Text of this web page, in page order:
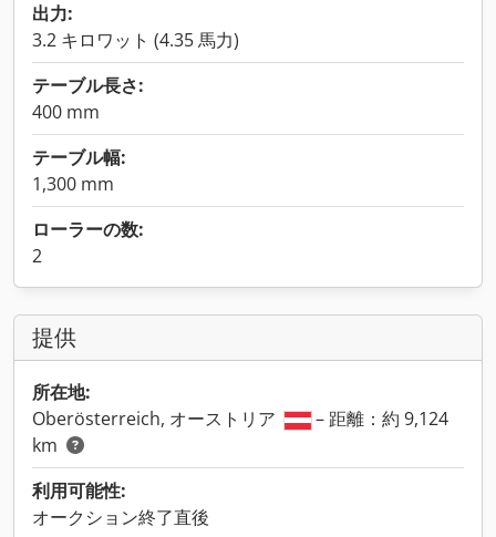
出力:
3.2 キロワット (4.35 馬力)
テーブル長さ:
400 mm
テーブル幅:
1,300 mm
ローラーの数:
2
提供
所在地:
Oberösterreich, オーストリア
– 距離：約 9,124
km
利用可能性:
オークション終了直後